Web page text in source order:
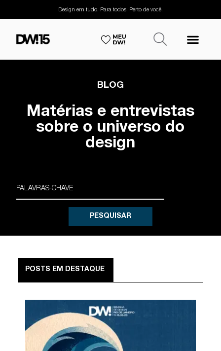
Design em tudo. Para todos. Perto de você.
BLOG
Matérias e entrevistas
sobre o universo do
design
PESQUISAR
POSTS EM DESTAQUE